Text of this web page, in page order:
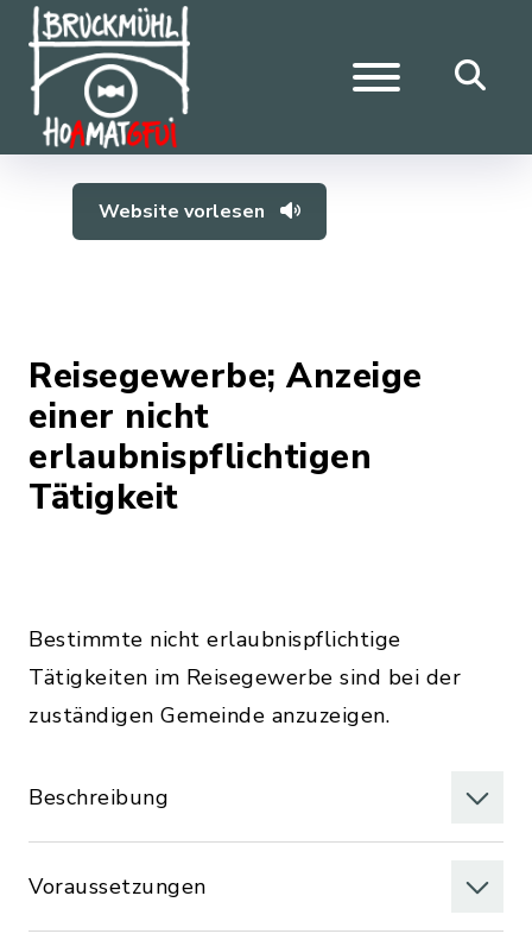
Website vorlesen
Reisegewerbe; Anzeige
einer nicht
erlaubnispflichtigen
Tätigkeit
Bestimmte nicht erlaubnispflichtige
Tätigkeiten im Reisegewerbe sind bei der
zuständigen Gemeinde anzuzeigen.
Beschreibung
Voraussetzungen